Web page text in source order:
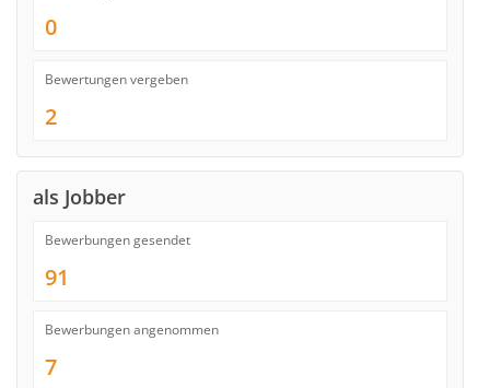
0
Bewertungen vergeben
2
als Jobber
Bewerbungen gesendet
91
Bewerbungen angenommen
7